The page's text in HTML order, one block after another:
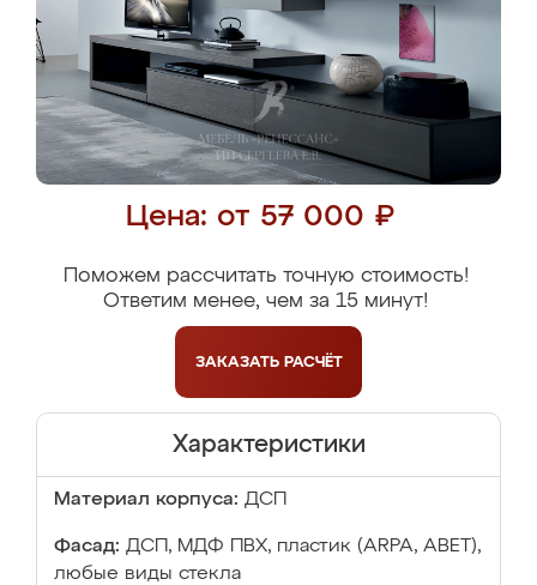
Цена: от 57 000 ₽
Поможем рассчитать точную стоимость!
Ответим менее, чем за 15 минут!
ЗАКАЗАТЬ РАСЧЁТ
Характеристики
Материал корпуса: ДСП
Фасад: ДСП, МДФ ПВХ, пластик (ARPA, ABET),
любые виды стекла